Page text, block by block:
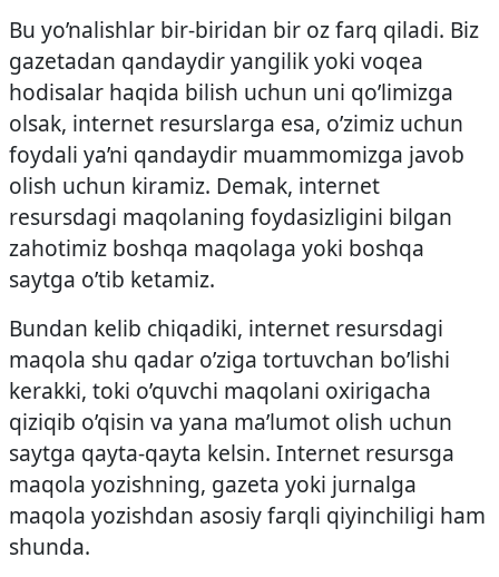
Bu yo’nalishlar bir-biridan bir oz farq qiladi. Biz
gazetadan qandaydir yangilik yoki voqea
hodisalar haqida bilish uchun uni qo’limizga
olsak, internet resurslarga esa, o’zimiz uchun
foydali ya’ni qandaydir muammomizga javob
olish uchun kiramiz. Demak, internet
resursdagi maqolaning foydasizligini bilgan
zahotimiz boshqa maqolaga yoki boshqa
saytga o’tib ketamiz.
Bundan kelib chiqadiki, internet resursdagi
maqola shu qadar o’ziga tortuvchan bo’lishi
kerakki, toki o’quvchi maqolani oxirigacha
qiziqib o’qisin va yana ma’lumot olish uchun
saytga qayta-qayta kelsin. Internet resursga
maqola yozishning, gazeta yoki jurnalga
maqola yozishdan asosiy farqli qiyinchiligi ham
shunda.